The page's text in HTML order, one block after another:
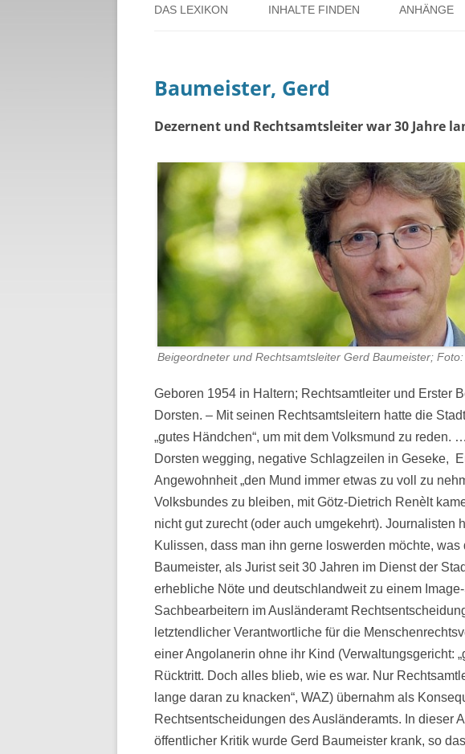
DAS LEXIKON
ÜBER DAS PROJEKT
INHALTE FINDEN
PERSONENREGISTER
RUND UM DIE WELTKRIEGE
THEMENREGISTER
ZEITTAFEL
ANHÄNGE
LINKS
Baumeister, Gerd
Dezernent und Rechtsamtsleiter war 30 Jahre
Beigeordneter und Rechtsamtsleiter Gerd Baumeister;
Geboren 1954 in Haltern; Rechtsamtleiter und Erster
Dorsten. – Mit seinen Rechtsamtsleitern hatte die
„gutes Händchen“, um mit dem Volksmund zu reden.
Dorsten wegging, negative Schlagzeilen in Geseke,
Angewohnheit „den Mund immer etwas zu voll zu
Volksbundes zu bleiben, mit Götz-Dietrich Renèlt
nicht gut zurecht (oder auch umgekehrt). Journalisten
Kulissen, dass man ihn gerne loswerden möchte, was
Baumeister, als Jurist seit 30 Jahren im Dienst der
erhebliche Nöte und deutschlandweit zu einem
Sachbearbeitern im Ausländeramt
letztendlicher Verantwortliche für die
einer Angolanerin ohne ihr Kind (Verwaltungsgericht:
Rücktritt. Doch alles blieb, wie es war. Nur
lange daran zu knacken“, WAZ) übernahm als
Rechtsentscheidungen des Ausländeramts. In dieser
öffentlicher Kritik wurde Gerd Baumeister krank, so